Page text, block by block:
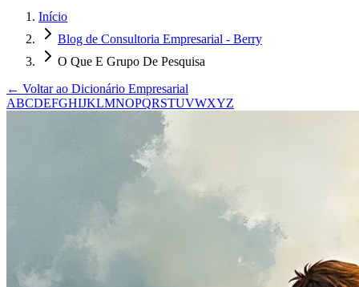
Início
Blog de Consultoria Empresarial - Berry
O Que E Grupo De Pesquisa
← Voltar ao Dicionário Empresarial
ABCDEFGHIJKLMNOPQRSTUVWXYZ